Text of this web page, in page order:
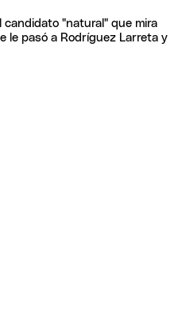
candidato "natural" que mira
le pasó a Rodríguez Larreta y